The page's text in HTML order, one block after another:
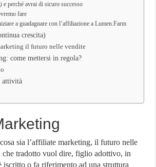
e perché avrai di sicuro successo
fare
a guadagnare con l’affiliazione a Lumen.Farm
crescita)
il futuro nelle vendite
come mettersi in regola?
attività
sia l’affiliate marketing, il futuro nelle
che tradotto vuol dire, figlio adottivo, in
iscritto o fa riferimento ad una struttura